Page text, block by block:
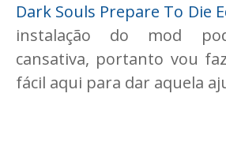
Dark Souls Prepare To Die
instalação do mod
cansativa, portanto vou
fácil aqui para dar aquela